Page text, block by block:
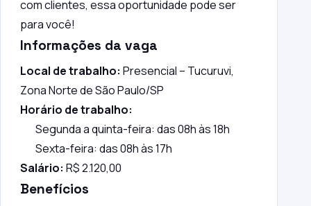
com clientes, essa oportunidade pode ser
para você!
Informações da vaga
Local de trabalho: Presencial – Tucuruvi,
Zona Norte de São Paulo/SP
Horário de trabalho:
Segunda a quinta-feira: das 08h às 18h
Sexta-feira: das 08h às 17h
Salário: R$ 2.120,00
Benefícios